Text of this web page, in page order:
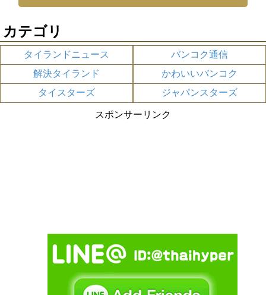
カテゴリ
タイランドニュース
バンコク通信
解決タイランド
かわいいバンコク
タイスターズ
ジャパンスターズ
スポンサーリンク